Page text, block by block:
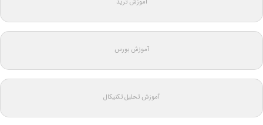
آموزش ترید
آموزش بورس
آموزش تحلیل تکنیکال